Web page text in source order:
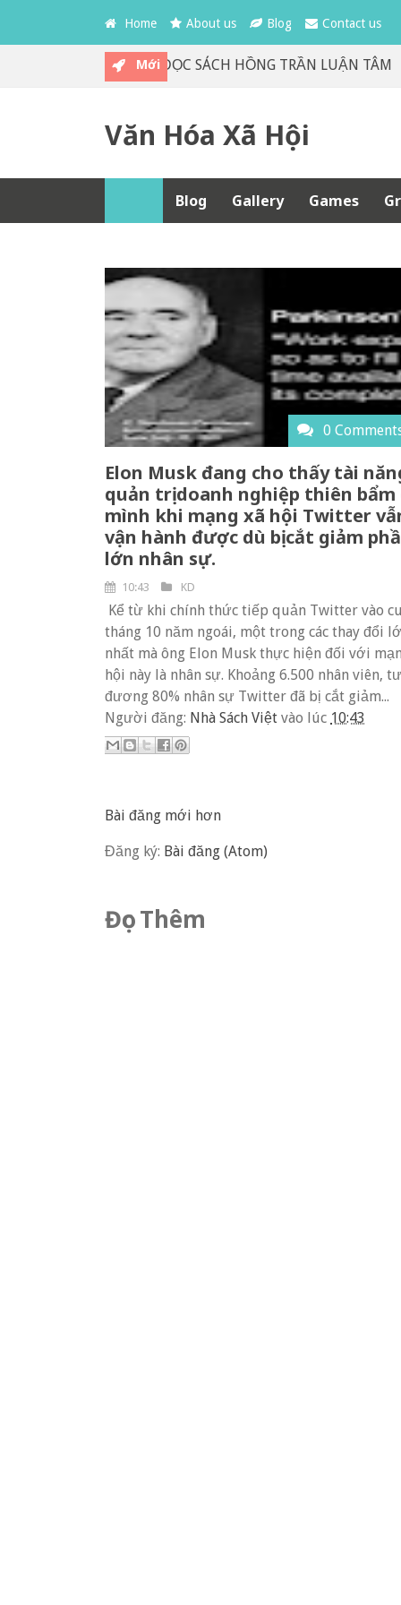
Home About us Blog Contact us
Mới
GIAN TRÀ QUÁN ĐỌC SÁCH HỒNG TRẦN LUẬN TÂM
Văn Hóa Xã Hội
Blog Gallery Games
0
Elon Musk đang cho thấy tài
quản trị doanh nghiệp thiên bẩm
mình khi mạng xã hội Twitter
vận hành được dù bị cắt giảm
lớn nhân sự.
10:43 KD
Kể từ khi chính thức tiếp quản Twitter vào
tháng 10 năm ngoái, một trong các thay đổi
nhất mà ông Elon Musk thực hiện đối với
hội này là nhân sự. Khoảng 6.500 nhân viên,
đương 80% nhân sự Twitter đã bị cắt giảm...
Người đăng: Nhà Sách Việt vào lúc 10:43
Bài đăng mới hơn
Đăng ký: Bài đăng (Atom)
Đọc Thêm